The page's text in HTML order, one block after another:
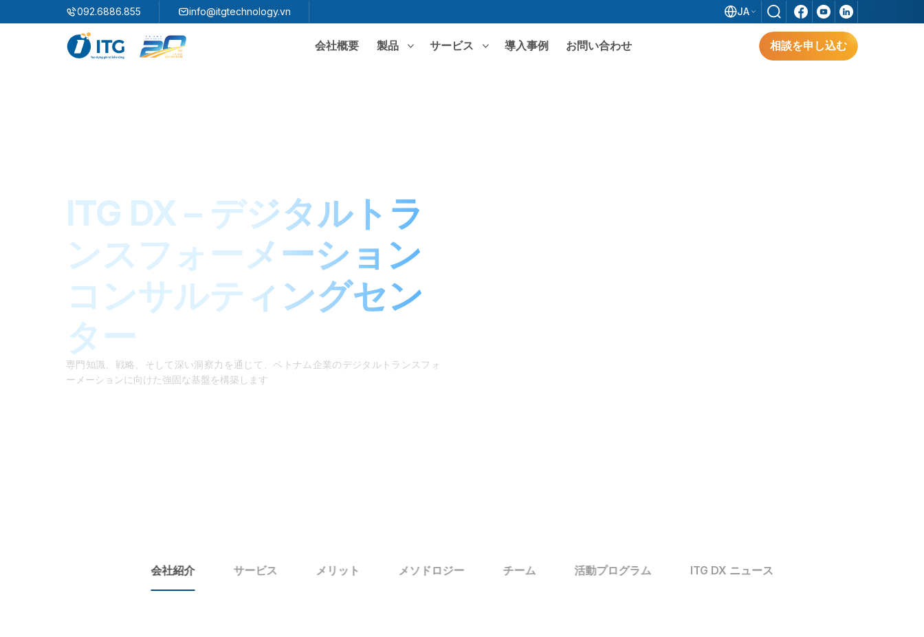
092.6886.855 info@itgtechnology.vn JA
会社概要 製品
3S WMS
3S MES
3S SPS
3S QMS
3S MMS
3S F-INSIGHT
3S SystemX - Cloud Edition​
製造業向けクラウド型DXソリューション
医薬品
F&B
サービス 導入事例 お問い合わせ 相談を申し込む
ITG DX – デジタルトラ
ンスフォーメーション
コンサルティングセン
ター
専門知識、戦略、そして深い洞察力を通じて、ベトナム企業のデジタルトランスフォ
ーメーションに向けた強固な基盤を構築します
会社紹介 サービス メリット メソドロジー チーム 活動プログラム ITG DX ニュース